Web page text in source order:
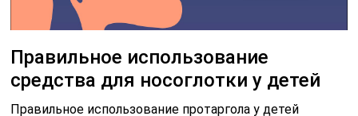
Правильное использование
средства для носоглотки у детей
Правильное использование протаргола у детей